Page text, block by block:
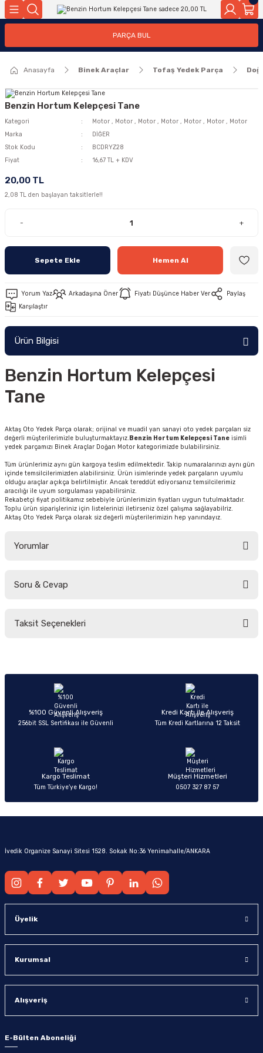
PARÇA BUL
Anasayfa Binek Araçlar Tofaş Yedek Parça
Benzin Hortum Kelepçesi Tane
Kategori Motor , Motor , Motor , Motor , Motor , Motor , Motor
Marka
DİĞER
Stok Kodu
BCDRYZ28
Fiyat
16,67 TL + KDV
20,00 TL
2,08 TL den başlayan taksitlerle!!
- +
Sepete Ekle Hemen Al
Yorum Yaz Arkadaşına Öner Fiyatı Düşünce Haber Ver
Paylaş
Karşılaştır
Ürün Bilgisi
Benzin Hortum Kelepçesi
Tane
Aktaş Oto Yedek Parça olarak; orijinal ve muadil yan sanayi oto yedek parçaları siz
değerli müşterilerimizle buluşturmaktayız.Benzin Hortum Kelepçesi Tane isimli
yedek parçamızı Binek Araçlar Doğan Motor kategorimizde bulabilirsiniz.
Tüm ürünlerimiz aynı gün kargoya teslim edilmektedir. Takip numaralarınızı aynı gün
içinde temsilcilerimizden alabilirsiniz. Ürün isimlerinde yedek parçaların uyumlu
olduğu araçlar açıkça belirtilmiştir. Ancak tereddüt ediyorsanız temsilcilerimiz
aracılığı ile uyum sorgulaması yapabilirsiniz.
Rekabetçi fiyat politikamız sebebiyle ürünlerimizin fiyatları uygun tutulmaktadır.
Toplu ürün siparişleriniz için listelerinizi iletirseniz özel çalışma sağlayabilriz.
Aktaş Oto Yedek Parça olarak siz değerli müşterilerimizin hep yanındayız.
Yorumlar
Soru & Cevap
Taksit Seçenekleri
%100 Güvenli Alışveriş
256bit SSL Sertifikası ile Güvenli
Kredi Kartı ile Alışveriş
Tüm Kredi Kartlarına 12 Taksit
Kargo Teslimat
Tüm Türkiye’ye Kargo!
Müşteri Hizmetleri
0507 327 87 57
İvedik Organize Sanayi Sitesi 1528. Sokak No:36 Yenimahalle/ANKARA
Üyelik
Kurumsal
Alışveriş
E-Bülten Aboneliği